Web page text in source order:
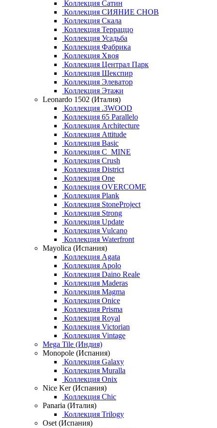
Коллекция Сатин
Коллекция СИЯНИЕ СНОВ
Коллекция Скала
Коллекция Терраццо
Коллекция Усадьба
Коллекция Фабрика
Коллекция Хвоя
Коллекция Централ Парк
Коллекция Шекспир
Коллекция Элеватор
Коллекция Этажи
Leonardo 1502 (Италия)
Коллекция .3WOOD
Коллекция 65 Parallelo
Коллекция Architecture
Коллекция Attitude
Коллекция Basic
Коллекция C_MINE
Коллекция Crush
Коллекция District
Коллекция One
Коллекция OVERCOME
Коллекция Plank
Коллекция StoneProject
Коллекция Strong
Коллекция Update
Коллекция Vulcano
Коллекция Waterfront
Mayolica (Испания)
Коллекция Agata
Коллекция Apolo
Коллекция Daino Reale
Коллекция Maderas
Коллекция Magma
Коллекция Onice
Коллекция Prisma
Коллекция Royal
Коллекция Victorian
Коллекция Vintage
Mega Tile (Индия)
Monopole (Испания)
Коллекция Galaxy
Коллекция Muralla
Коллекция Onix
Nice Ker (Испания)
Коллекция Chic
Panaria (Италия)
Коллекция Trilogy
Oset (Испания)